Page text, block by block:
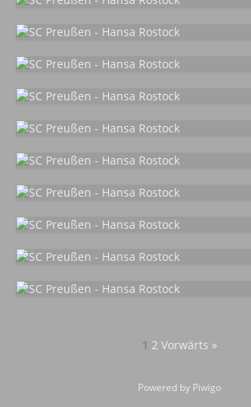
1 2 Vorwärts »
Powered by Piwigo